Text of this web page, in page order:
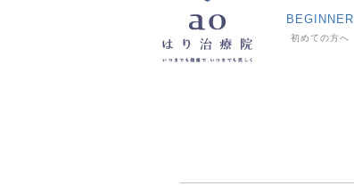
BEGINNER
初めての方へ